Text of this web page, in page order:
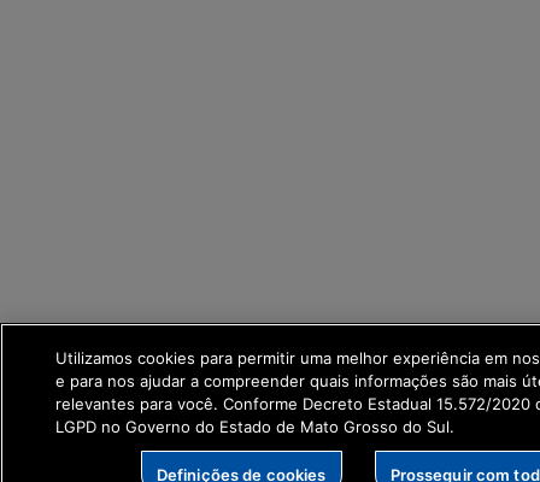
Utilizamos cookies para permitir uma melhor experiência em
e para nos ajudar a compreender quais informações são mais
relevantes para você. Conforme Decreto Estadual 15.572/2020
LGPD no Governo do Estado de Mato Grosso do Sul.
Definições de cookies Prosseguir com